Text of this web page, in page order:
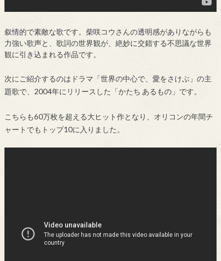
叙情的で素敵な歌です。柴咲コウさんの透明感がありながらも
力強い歌声と、歌詞の世界観が、絶妙に交錯する不思議な世界
観に引き込まれる作品です。
次にご紹介するのはドラマ「世界の中心で、愛をさけぶ」の主
題歌で、2004年にリリースした「かたち あるもの」です。
こちらも60万枚を超える大ヒット作となり、オリコンの年間チ
ャートでもトップ10に入りました。